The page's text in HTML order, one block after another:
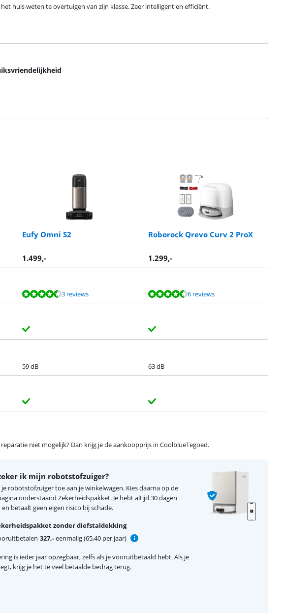
huis weten te overtuigen van zijn klasse. Zeer intelligent en efficiënt.
Eufy Omni S2 Roborock Qrevo Curv 2 ProX
1.499,- 1.299,-
3 reviews 6 reviews
59 dB 63 dB
niet mogelijk? Dan krijg je de aankoopprijs in CoolblueTegoed.
ik mijn robotstofzuiger?
je robotstofzuiger toe aan je winkelwagen. Kies daarna op de
onderstaand Zekerheidspakket. Je hebt altijd 30 dagen
betaalt geen eigen risico bij schade.
zonder diefstaldekking
327,-eenmalig (65,40 per jaar)
is ieder jaar opzegbaar, zelfs als je vooruitbetaald hebt. Als je
krijg je het te veel betaalde bedrag terug.